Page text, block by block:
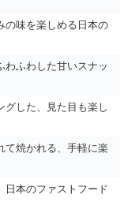
の味を楽しめる日本の
わふわした甘いスナッ
グした、見た目も楽し
て焼かれる、手軽に楽
日本のファストフード